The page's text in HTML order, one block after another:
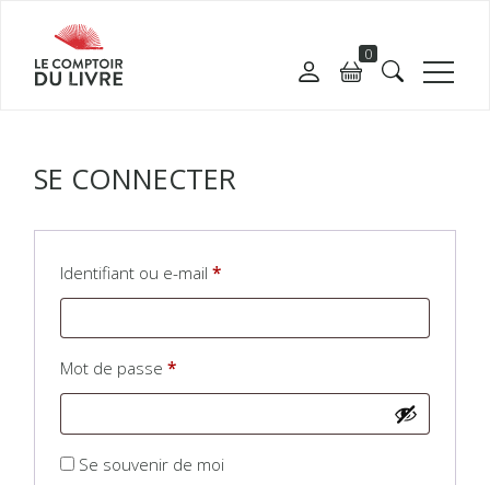
0
SE CONNECTER
Identifiant ou e-mail*
Mot de passe*
Alternative:
Se souvenir de moi